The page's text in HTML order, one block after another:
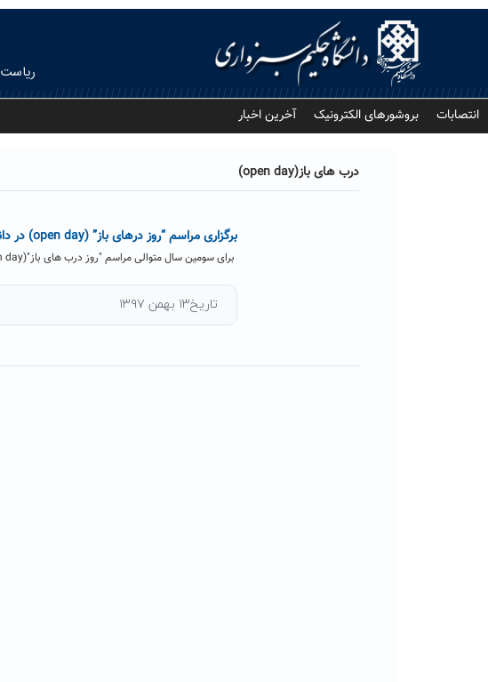
ریاست
انتصابات بروشورهای الکترونیک آخرین اخبار
درب های باز(open day)
برگزاری مراسم “روز درهای باز” (open day) در دانشگاه حکیم سبزواری
برای سومین سال متوالی مراسم "روز درب های باز"(open day) طی روزهای ۱۶ و ۱۷ بهمن ماه دردانشگاه حکیم سبزواری...
تاریخ۱۳ بهمن ۱۳۹۷